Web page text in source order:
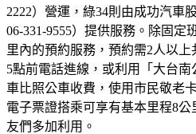
2222）營運，綠34則由成功汽車
06-331-9555）提供服務。除固定
里內的預約服務，預約需2人以
5點前電話進線，或利用「大台
車比照公車收費，使用市民敬老
電子票證搭乘可享有基本里程8
友們多加利用。